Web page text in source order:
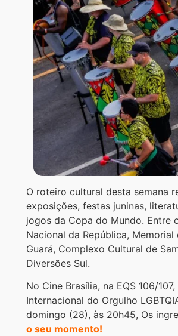
O roteiro cultural desta semana
exposições, festas juninas,
jogos da Copa do Mundo. Entre
Nacional da República,
Guará, Complexo Cultural de
Diversões Sul.
No Cine Brasília, na EQS 106/
Internacional do Orgulho
domingo (28), às 20h45, Os
o seu momento!